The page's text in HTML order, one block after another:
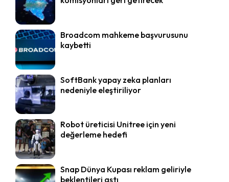
Broadcom mahkeme başvurusunu
kaybetti
SoftBank yapay zeka planları
nedeniyle eleştiriliyor
Robot üreticisi Unitree için yeni
değerleme hedefi
Snap Dünya Kupası reklam geliriyle
beklentileri aştı